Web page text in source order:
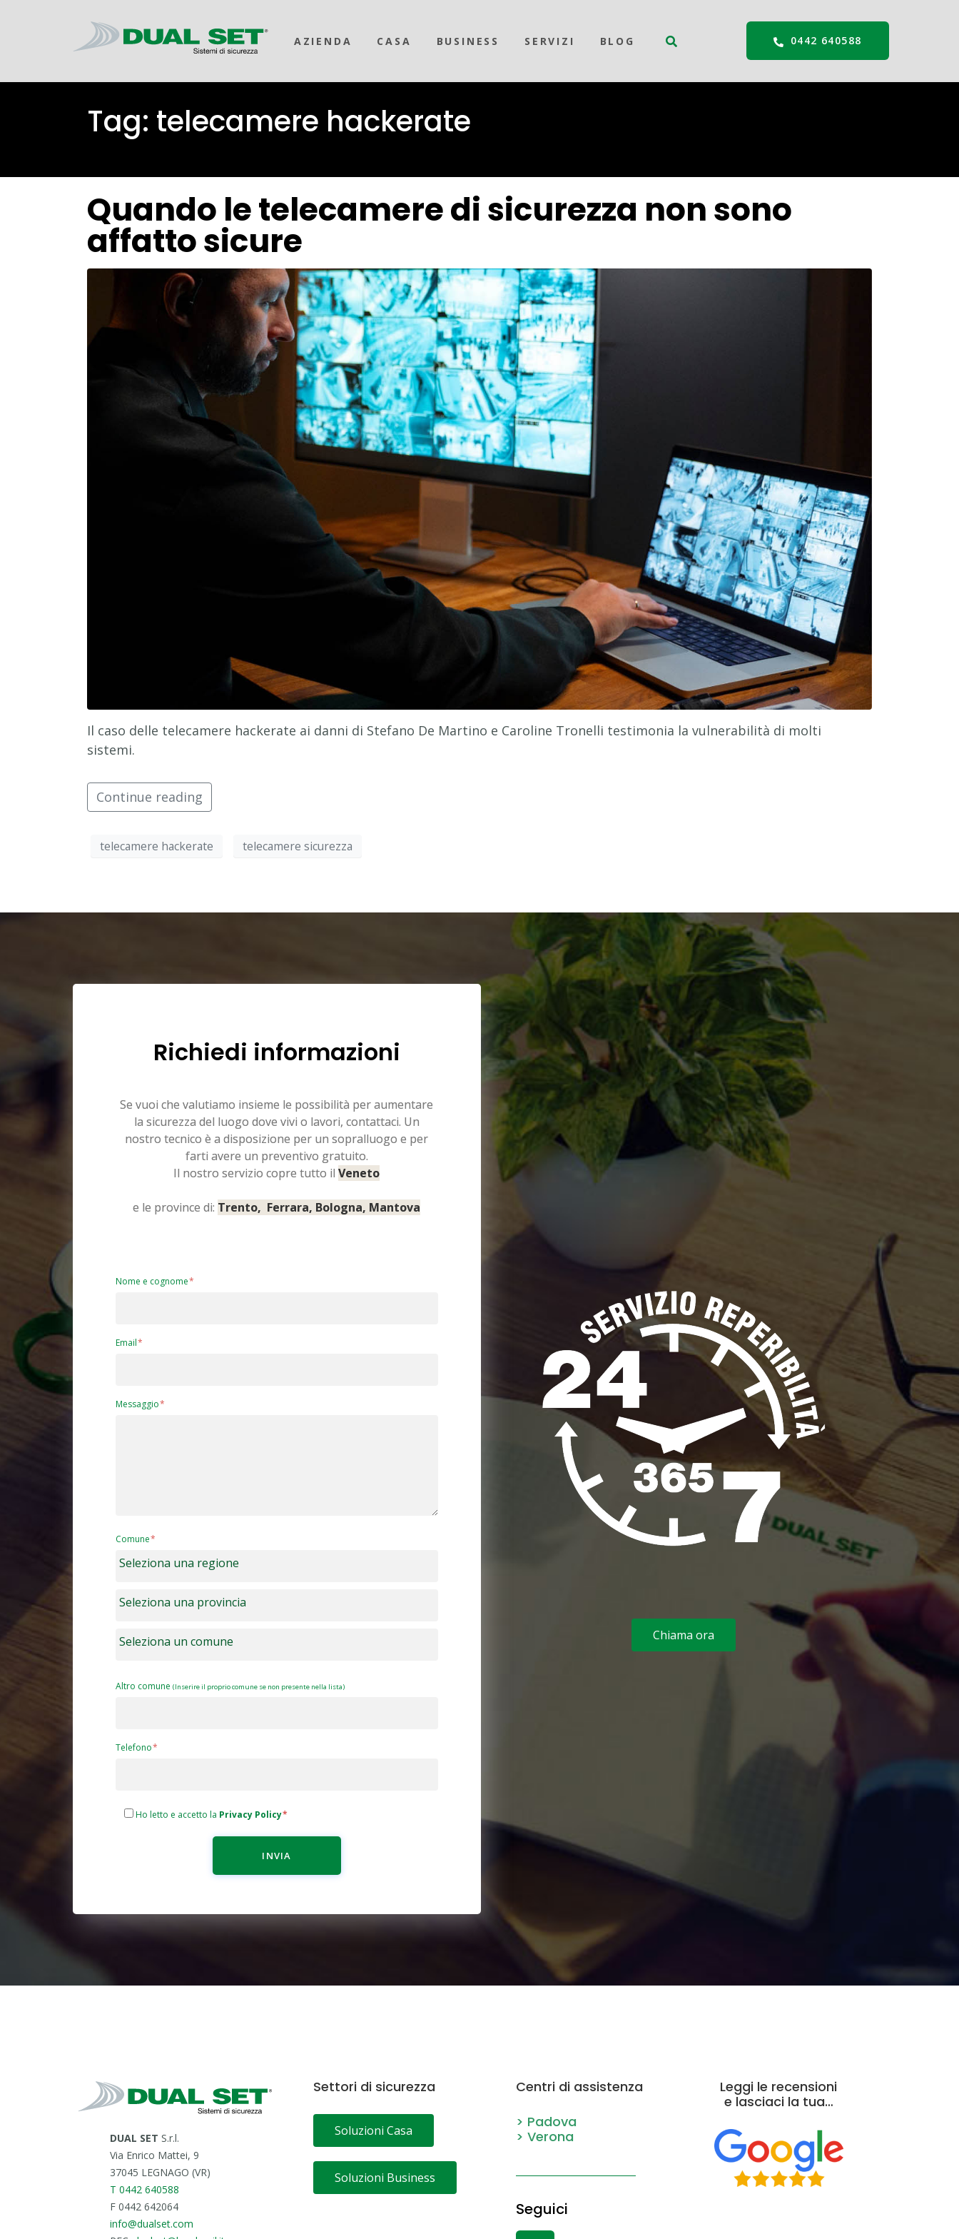
AZIENDA CASA BUSINESS SERVIZI BLOG 0442 640588
Tag: telecamere hackerate
Quando le telecamere di sicurezza non sono
affatto sicure
Il caso delle telecamere hackerate ai danni di Stefano De Martino e Caroline Tronelli testimonia la vulnerabilità di molti
sistemi.
Continue reading
telecamere hackerate telecamere sicurezza
Richiedi informazioni
Se vuoi che valutiamo insieme le possibilità per aumentare
la sicurezza del luogo dove vivi o lavori, contattaci. Un
nostro tecnico è a disposizione per un sopralluogo e per
farti avere un preventivo gratuito.
Il nostro servizio copre tutto ilVeneto
e le province di: Trento, Ferrara, Bologna, Mantova
Nome e cognome
Email
Messaggio
Comune
Altro comune (Inserire il proprio comune se non presente nella lista)
Telefono
Ho letto e accetto la Privacy Policy
Chiama ora
DUAL SET S.r.l.
Via Enrico Mattei, 9
37045 LEGNAGO (VR)
T 0442 640588
F 0442 642064
info@dualset.com
Settori di sicurezza
Soluzioni Casa
Soluzioni Business
Centri di assistenza
> Padova
> Verona
Seguici
Leggi le recensioni
e lasciaci la tua…